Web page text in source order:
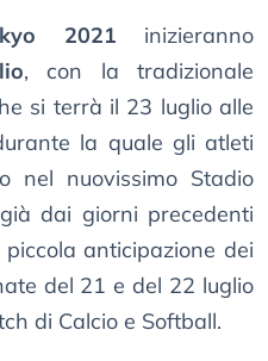
2021 inizieranno
, con la tradizionale
si terrà il 23 luglio alle
la quale gli atleti
nel nuovissimo Stadio
dai giorni precedenti
anticipazione dei
del 21 e del 22 luglio
di Calcio e Softball.